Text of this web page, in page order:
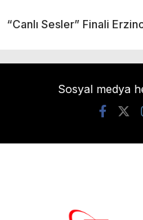
“Canlı Sesler” Finali
Sosyal medya